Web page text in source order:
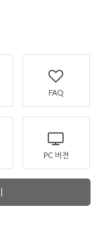
FAQ
PC 버젼